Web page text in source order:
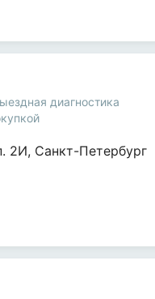
диагностика
2И, Санкт-Петербург